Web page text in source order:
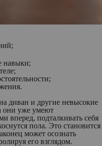
навыки;
диван и другие невысокие
они уже умеют
вперед, подталкивать себя
пола. Это становится
может осознать
его взглядом.